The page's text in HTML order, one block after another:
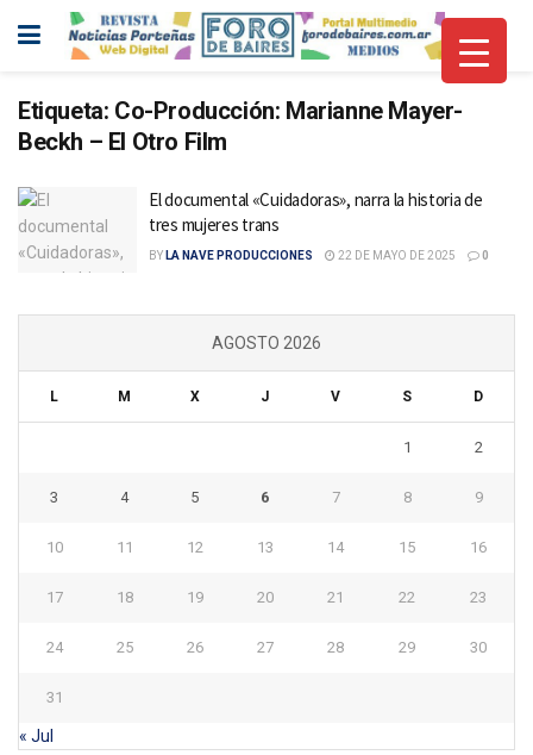
Etiqueta: Co-Producción: Marianne Mayer-
Beckh – El Otro Film
El documental «Cuidadoras», narra la historia de
tres mujeres trans
BY LA NAVE PRODUCCIONES 22 DE MAYO DE 2025 0
AGOSTO 2026
L M X J V S D
1 2
3 4 5 6 7 8 9
10 11 12 13 14 15 16
17 18 19 20 21 22 23
24 25 26 27 28 29 30
31
« Jul